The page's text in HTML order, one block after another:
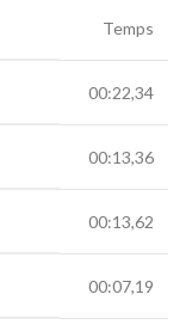
Temps
00:22,34
00:13,36
00:13,62
00:07,19